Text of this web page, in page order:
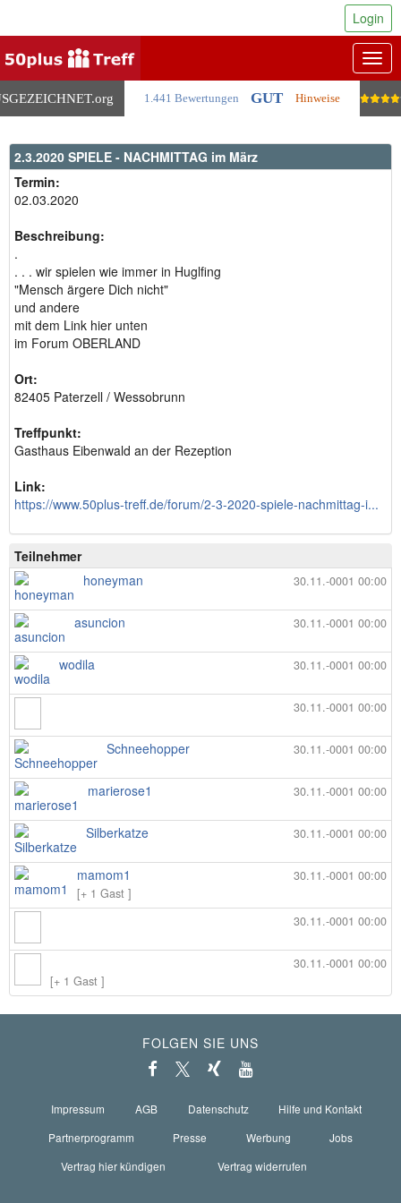
.org 1.441 Bewertungen GUT Hinweise
Login
2.3.2020 SPIELE - NACHMITTAG im März
Termin:
02.03.2020
Beschreibung:
.
. . . wir spielen wie immer in Huglfing
"Mensch ärgere Dich nicht"
und andere
mit dem Link hier unten
im Forum OBERLAND
Ort:
82405 Paterzell / Wessobrunn
Treffpunkt:
Gasthaus Eibenwald an der Rezeption
Link:
https://www.50plus-treff.de/forum/2-3-2020-spiele-nachmittag-i...
Teilnehmer
30.11.-0001 00:00
honeyman
30.11.-0001 00:00
asuncion
30.11.-0001 00:00
wodila
30.11.-0001 00:00
30.11.-0001 00:00
Schneehopper
30.11.-0001 00:00
marierose1
30.11.-0001 00:00
Silberkatze
30.11.-0001 00:00
mamom1
[+ 1 Gast ]
30.11.-0001 00:00
30.11.-0001 00:00
[+ 1 Gast ]
FOLGEN SIE UNS
Impressum AGB Datenschutz
Hilfe und Kontakt
Partnerprogramm
Presse Werbung
Jobs
Vertrag hier kündigen
Vertrag widerrufen